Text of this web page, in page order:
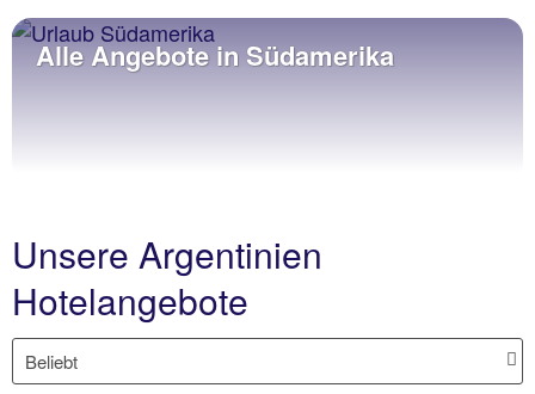
Alle Angebote in Südamerika
Unsere Argentinien
Hotelangebote